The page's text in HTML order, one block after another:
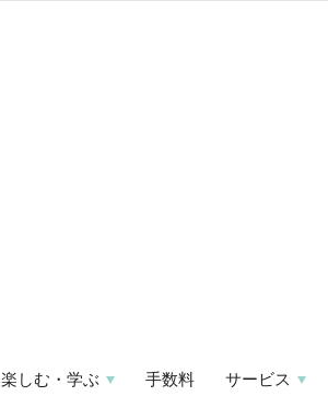
楽しむ・学ぶ 手数料 サービス